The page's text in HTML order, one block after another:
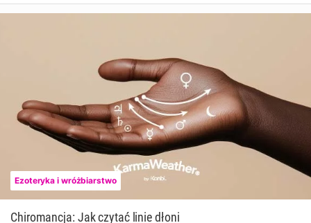
Ezoteryka i wróżbiarstwo
Chiromancja: Jak czytać linie dłoni